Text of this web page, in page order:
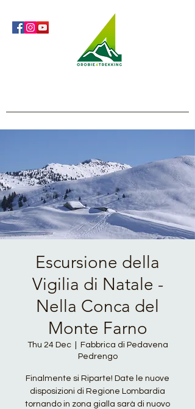
Escursione della
Vigilia di Natale -
Nella Conca del
Monte Farno
Thu 24 Dec
  |
Fabbrica di Pedavena
Pedrengo
Finalmente si Riparte! Date le nuove
disposizioni di Regione Lombardia
tornando in zona gialla sarà di nuovo